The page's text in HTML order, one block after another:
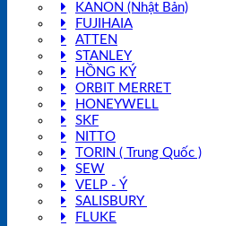
KANON (Nhật Bản)
FUJIHAIA
ATTEN
STANLEY
HỒNG KÝ
ORBIT MERRET
HONEYWELL
SKF
NITTO
TORIN ( Trung Quốc )
SEW
VELP - Ý
SALISBURY
FLUKE